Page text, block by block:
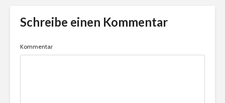
Schreibe einen Kommentar
Kommentar